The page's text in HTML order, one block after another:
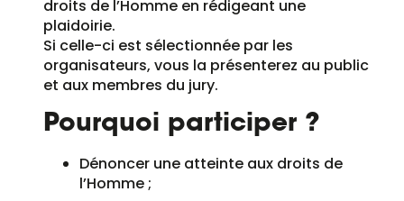
droits de l’Homme en rédigeant une
plaidoirie.
Si celle-ci est sélectionnée par les
organisateurs, vous la présenterez au public
et aux membres du jury.
Pourquoi participer ?
Dénoncer une atteinte aux droits de
l’Homme ;